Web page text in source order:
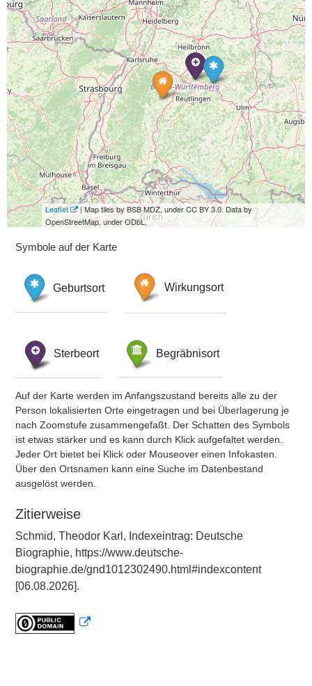
Leaflet
| Map tiles by BSB MDZ, under CC BY 3.0. Data by
OpenStreetMap, under ODbL.
Symbole auf der Karte
Geburtsort Wirkungsort
Sterbeort Begräbnisort
Auf der Karte werden im Anfangszustand bereits alle zu der
Person lokalisierten Orte eingetragen und bei Überlagerung je
nach Zoomstufe zusammengefaßt. Der Schatten des Symbols
ist etwas stärker und es kann durch Klick aufgefaltet werden.
Jeder Ort bietet bei Klick oder Mouseover einen Infokasten.
Über den Ortsnamen kann eine Suche im Datenbestand
ausgelöst werden.
Zitierweise
Schmid, Theodor Karl, Indexeintrag: Deutsche
Biographie, https://www.deutsche-
biographie.de/gnd1012302490.html#indexcontent
[06.08.2026].